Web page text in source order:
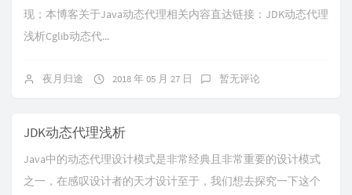
现；本博客关于Java动态代理相关内容直达链接：JDK动态代理
浅析Cglib动态代...
夜月归途 2018 年 05 月 27 日 暂无评论
JDK动态代理浅析
Java中的动态代理设计模式是非常经典且非常重要的设计模式
之一，在感叹设计者的天才设计至于，我们想去探究一下这个